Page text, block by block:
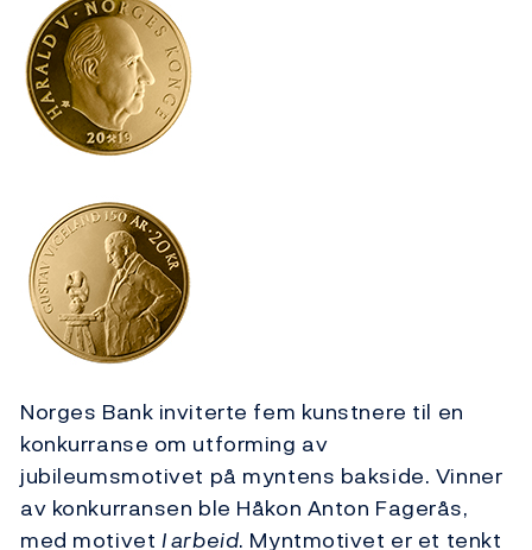
Norges Bank inviterte fem kunstnere til en
konkurranse om utforming av
jubileumsmotivet på myntens bakside. Vinner
av konkurransen ble Håkon Anton Fagerås,
med motivet I arbeid. Myntmotivet er et tenkt